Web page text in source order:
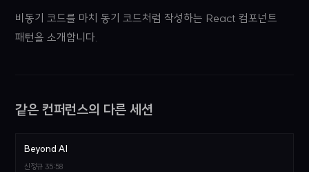
비동기 코드를 마치 동기 코드처럼 작성하는 React 컴포넌트
패턴을 소개합니다.
같은 컨퍼런스의 다른 세션
Beyond AI
신정규 35:58